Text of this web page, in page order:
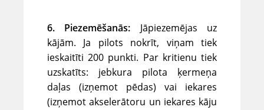
6. Piezemēšanās: Jāpiezemējas uz
kājām. Ja pilots nokrīt, viņam tiek
ieskaitīti 200 punkti. Par kritienu tiek
uzskatīts: jebkura pilota ķermeņa
daļas (izņemot pēdas) vai iekares
(izņemot akselerātoru un iekares kāju